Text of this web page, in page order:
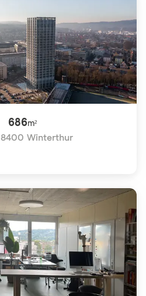
686m²
8400 Winterthur